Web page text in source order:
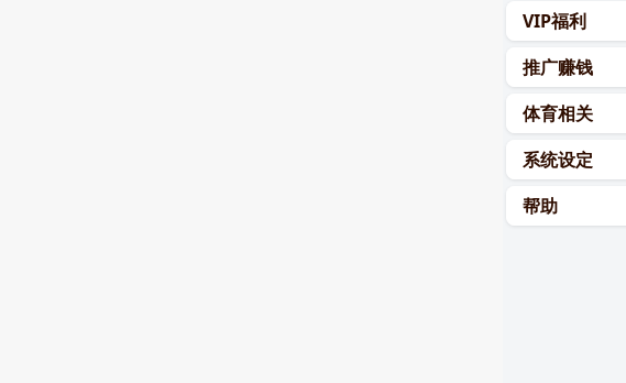
VIP福利
推广赚钱
体育相关
系统设定
帮助